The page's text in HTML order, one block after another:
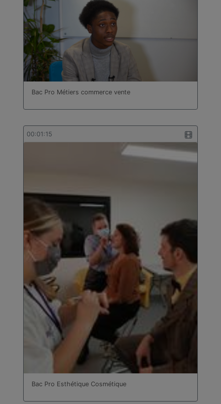
Bac Pro Métiers commerce vente
00:01:15
Bac Pro Esthétique Cosmétique